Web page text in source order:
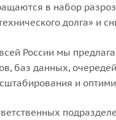
в набор
долга» и
России мы
баз данных,
и